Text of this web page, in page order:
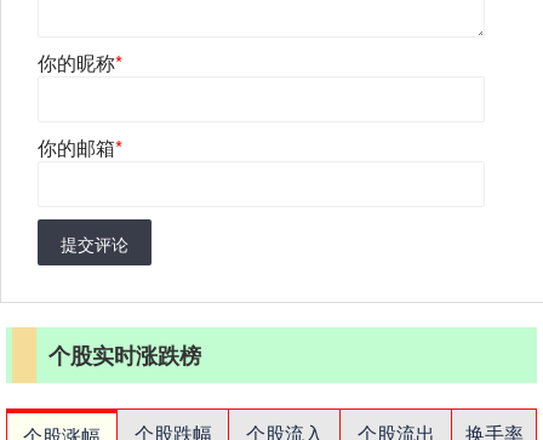
你的昵称*
你的邮箱*
提交评论
个股实时涨跌榜
个股跌幅 个股流入 个股流出
换手率